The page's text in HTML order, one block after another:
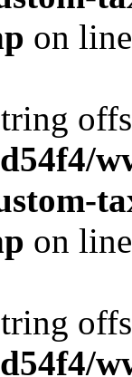
on
on